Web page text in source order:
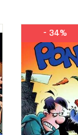
- 34%